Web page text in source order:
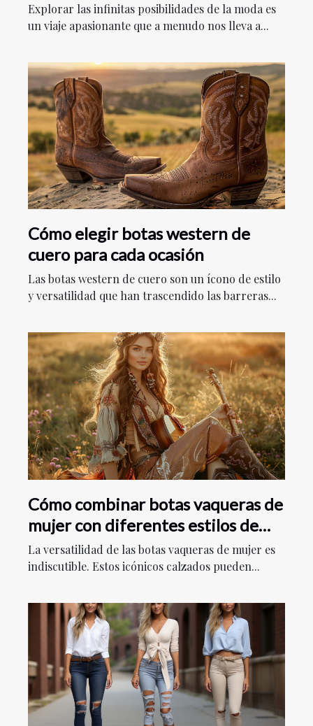
Explorar las infinitas posibilidades de la moda es
un viaje apasionante que a menudo nos lleva a...
Cómo elegir botas western de
cuero para cada ocasión
Las botas western de cuero son un ícono de estilo
y versatilidad que han trascendido las barreras...
Cómo combinar botas vaqueras de
mujer con diferentes estilos de
ropa
La versatilidad de las botas vaqueras de mujer es
indiscutible. Estos icónicos calzados pueden...